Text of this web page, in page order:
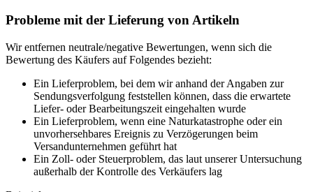
Probleme mit der Lieferung von Artikeln
Wir entfernen neutrale/negative Bewertungen, wenn sich die
Bewertung des Käufers auf Folgendes bezieht:
Ein Lieferproblem, bei dem wir anhand der Angaben zur
Sendungsverfolgung feststellen können, dass die erwartete
Liefer- oder Bearbeitungszeit eingehalten wurde
Ein Lieferproblem, wenn eine Naturkatastrophe oder ein
unvorhersehbares Ereignis zu Verzögerungen beim
Versandunternehmen geführt hat
Ein Zoll- oder Steuerproblem, das laut unserer Untersuchung
außerhalb der Kontrolle des Verkäufers lag